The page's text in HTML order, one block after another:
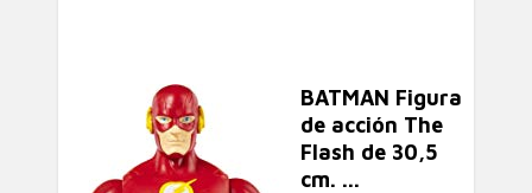
BATMAN Figura
de acción The
Flash de 30,5
cm. ...